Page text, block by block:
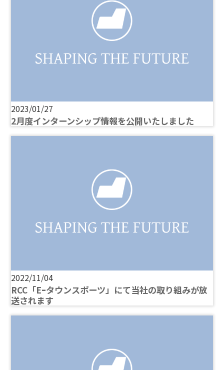
2023/01/27
2月度インターンシップ情報を公開いたしました
2022/11/04
RCC「Eｰタウンスポーツ」にて当社の取り組みが放
送されます